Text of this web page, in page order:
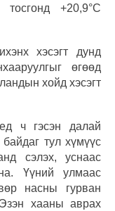
+20,9°C
хэсэгт дунд
өгөөд
хойд хэсэгт
ч гэсэн далай
тул хүмүүс
сэлэх, уснаас
Үүний улмаас
насны гурван
хааны аврах